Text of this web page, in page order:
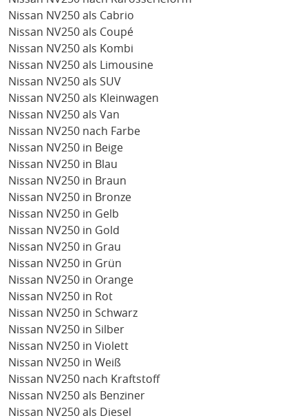
Nissan NV250 als Cabrio
Nissan NV250 als Coupé
Nissan NV250 als Kombi
Nissan NV250 als Limousine
Nissan NV250 als SUV
Nissan NV250 als Kleinwagen
Nissan NV250 als Van
Nissan NV250 nach Farbe
Nissan NV250 in Beige
Nissan NV250 in Blau
Nissan NV250 in Braun
Nissan NV250 in Bronze
Nissan NV250 in Gelb
Nissan NV250 in Gold
Nissan NV250 in Grau
Nissan NV250 in Grün
Nissan NV250 in Orange
Nissan NV250 in Rot
Nissan NV250 in Schwarz
Nissan NV250 in Silber
Nissan NV250 in Violett
Nissan NV250 in Weiß
Nissan NV250 nach Kraftstoff
Nissan NV250 als Benziner
Nissan NV250 als Diesel